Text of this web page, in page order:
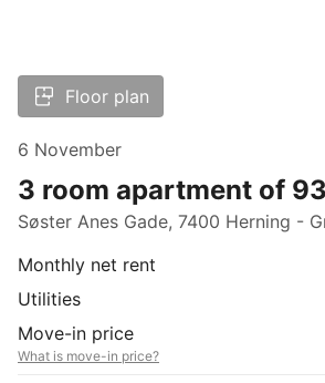
Floor plan
6 November
3 room apartment of
Søster Anes Gade, 7400 Herning -
Monthly net rent
Utilities
Move-in price
What is move-in price?